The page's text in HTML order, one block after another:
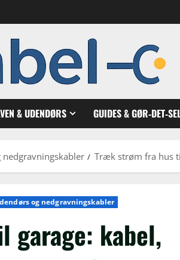
& UDENDØRS GUIDES &
nedgravningskabler Træk strøm fra hus
og nedgravningskabler
garage: kabel,